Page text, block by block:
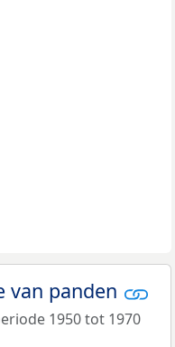
van panden
1950 tot 1970